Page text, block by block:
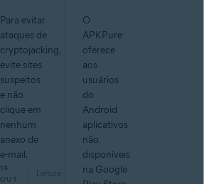
Para evitar
ataques de
cryptojacking,
evite sites
suspeitos
e não
clique em
nenhum
anexo de
e-mail.
14
OUT
Leitura
O
APKPure
oferece
aos
usuários
do
Android
aplicativos
não
disponíveis
na Google